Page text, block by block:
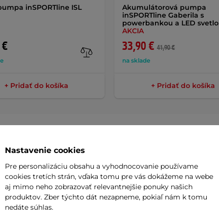
inSPORTline ISL
+ Pridať do košíka
Akumulátorová pumpa
inSPORTline Gaberila s
powerbankou a LED
AKCIA
33,90 € 41,90 €
na sklade
+ Pridať do košíka
má neuveriteľne široké možnosti
stabilizačné cvičenia, aerobic aj
Maximálna
Nastavenie cookies
Pre personalizáciu obsahu a vyhodnocovanie používame
cookies tretích strán, vďaka tomu pre vás dokážeme na webe
aj mimo neho zobrazovať relevantnejšie ponuky našich
produktov. Zber týchto dát nezapneme, pokiaľ nám k tomu
nedáte súhlas.